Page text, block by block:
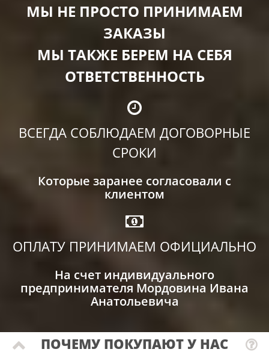
МЫ НЕ ПРОСТО ПРИНИМАЕМ
ЗАКАЗЫ
МЫ ТАКЖЕ БЕРЕМ НА СЕБЯ
ОТВЕТСТВЕННОСТЬ
ВСЕГДА СОБЛЮДАЕМ ДОГОВОРНЫЕ
СРОКИ
Которые заранее согласовали с
клиентом
ОПЛАТУ ПРИНИМАЕМ ОФИЦИАЛЬНО
На счет индивидуального
предпринимателя Мордовина Ивана
Анатольевича
ПОЧЕМУ ПОКУПАЮТ У НАС